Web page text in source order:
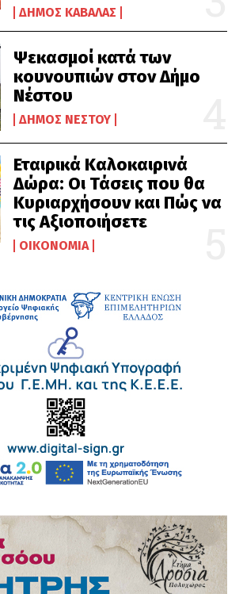
ΔΉΜΟΣ ΚΑΒΆΛΑΣ
Ψεκασμοί κατά των
κουνουπιών στον Δήμο
Νέστου
ΔΉΜΟΣ ΝΈΣΤΟΥ
Εταιρικά Καλοκαιρινά
Δώρα: Οι Τάσεις που θα
Κυριαρχήσουν και Πώς να
τις Αξιοποιήσετε
ΟΙΚΟΝΟΜΊΑ